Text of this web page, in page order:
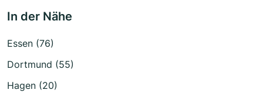
In der Nähe
Essen (76)
Dortmund (55)
Hagen (20)